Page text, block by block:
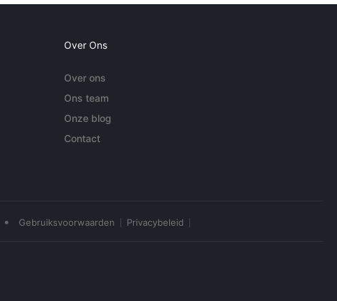
Over Ons
Over ons
Ons team
Onze blog
Contact
• Gebruiksvoorwaarden Privacybeleid